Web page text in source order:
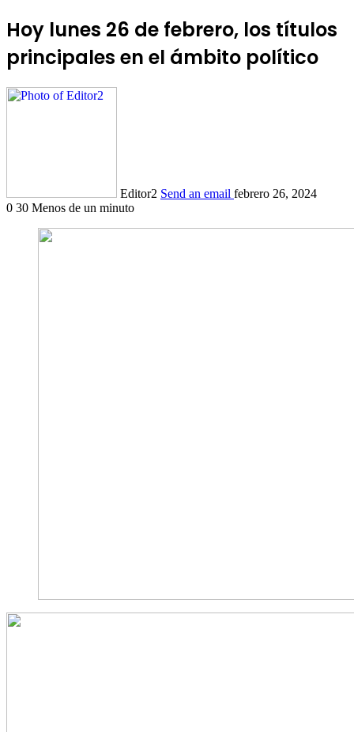
Hoy lunes 26 de febrero, los títulos
principales en el ámbito político
Editor2 Send an email febrero 26, 2024
0 30 Menos de un minuto